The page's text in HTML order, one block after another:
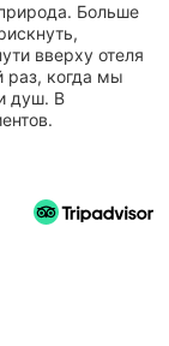
Больше
вверху отеля
раз, когда мы
душ. В